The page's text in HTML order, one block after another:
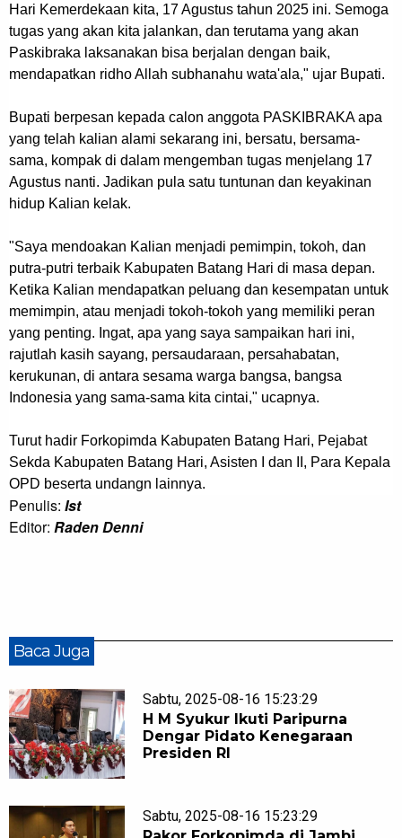
Hari Kemerdekaan kita, 17 Agustus tahun 2025 ini. Semoga
tugas yang akan kita jalankan, dan terutama yang akan
Paskibraka laksanakan bisa berjalan dengan baik,
mendapatkan ridho Allah subhanahu wata'ala," ujar Bupati.
Bupati berpesan kepada calon anggota PASKIBRAKA apa
yang telah kalian alami sekarang ini, bersatu, bersama-
sama, kompak di dalam mengemban tugas menjelang 17
Agustus nanti. Jadikan pula satu tuntunan dan keyakinan
hidup Kalian kelak.
"Saya mendoakan Kalian menjadi pemimpin, tokoh, dan
putra-putri terbaik Kabupaten Batang Hari di masa depan.
Ketika Kalian mendapatkan peluang dan kesempatan untuk
memimpin, atau menjadi tokoh-tokoh yang memiliki peran
yang penting. Ingat, apa yang saya sampaikan hari ini,
rajutlah kasih sayang, persaudaraan, persahabatan,
kerukunan, di antara sesama warga bangsa, bangsa
Indonesia yang sama-sama kita cintai," ucapnya.
Turut hadir Forkopimda Kabupaten Batang Hari, Pejabat
Sekda Kabupaten Batang Hari, Asisten I dan II, Para Kepala
OPD beserta undangn lainnya.
Penulis: Ist
Editor: Raden Denni
Baca Juga
Sabtu, 2025-08-16 15:23:29
H M Syukur Ikuti Paripurna
Dengar Pidato Kenegaraan
Presiden RI
Sabtu, 2025-08-16 15:23:29